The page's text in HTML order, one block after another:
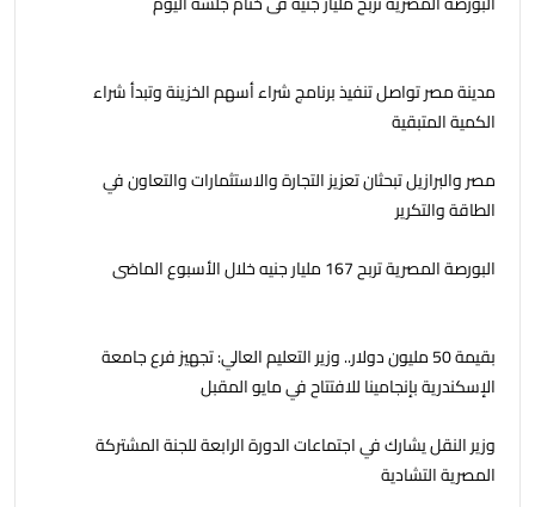
مدينة مصر تواصل تنفيذ برنامج شراء أسهم الخزينة وتبدأ شراء
الكمية المتبقية
مصر والبرازيل تبحثان تعزيز التجارة والاستثمارات والتعاون في
الطاقة والتكرير
البورصة المصرية تربح 167 مليار جنيه خلال الأسبوع الماضى
بقيمة 50 مليون دولار.. وزير التعليم العالي: تجهيز فرع جامعة
الإسكندرية بإنجامينا للافتتاح في مايو المقبل
وزير النقل يشارك في اجتماعات الدورة الرابعة للجنة المشتركة
المصرية التشادية